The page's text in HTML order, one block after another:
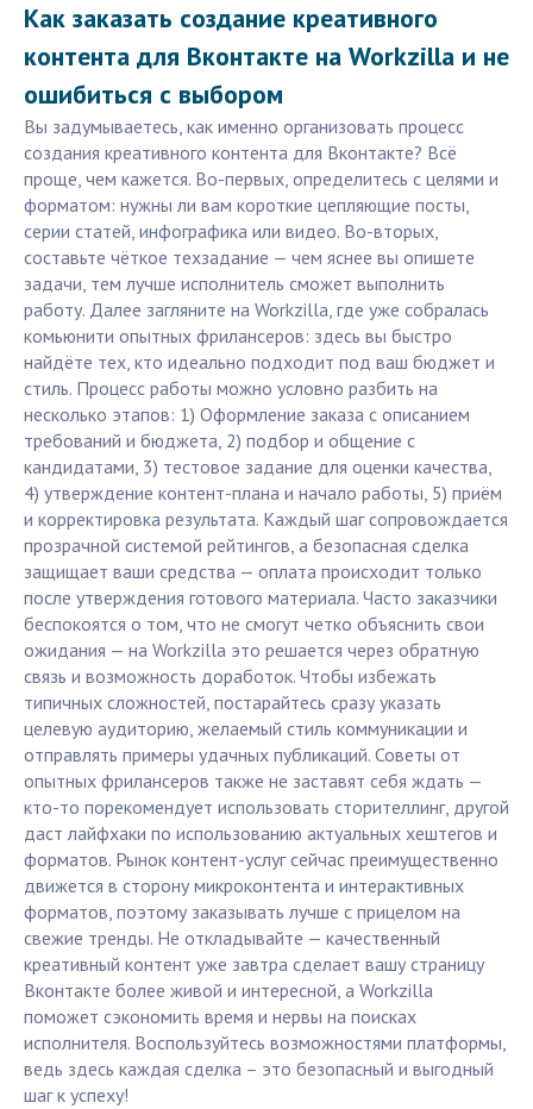
Как заказать создание креативного
контента для Вконтакте на Workzilla и не
ошибиться с выбором
Вы задумываетесь, как именно организовать процесс
создания креативного контента для Вконтакте? Всё
проще, чем кажется. Во-первых, определитесь с целями и
форматом: нужны ли вам короткие цепляющие посты,
серии статей, инфографика или видео. Во-вторых,
составьте чёткое техзадание — чем яснее вы опишете
задачи, тем лучше исполнитель сможет выполнить
работу. Далее загляните на Workzilla, где уже собралась
комьюнити опытных фрилансеров: здесь вы быстро
найдёте тех, кто идеально подходит под ваш бюджет и
стиль. Процесс работы можно условно разбить на
несколько этапов: 1) Оформление заказа с описанием
требований и бюджета, 2) подбор и общение с
кандидатами, 3) тестовое задание для оценки качества,
4) утверждение контент-плана и начало работы, 5) приём
и корректировка результата. Каждый шаг сопровождается
прозрачной системой рейтингов, а безопасная сделка
защищает ваши средства — оплата происходит только
после утверждения готового материала. Часто заказчики
беспокоятся о том, что не смогут четко объяснить свои
ожидания — на Workzilla это решается через обратную
связь и возможность доработок. Чтобы избежать
типичных сложностей, постарайтесь сразу указать
целевую аудиторию, желаемый стиль коммуникации и
отправлять примеры удачных публикаций. Советы от
опытных фрилансеров также не заставят себя ждать —
кто-то порекомендует использовать сторителлинг, другой
даст лайфхаки по использованию актуальных хештегов и
форматов. Рынок контент-услуг сейчас преимущественно
движется в сторону микроконтента и интерактивных
форматов, поэтому заказывать лучше с прицелом на
свежие тренды. Не откладывайте — качественный
креативный контент уже завтра сделает вашу страницу
Вконтакте более живой и интересной, а Workzilla
поможет сэкономить время и нервы на поисках
исполнителя. Воспользуйтесь возможностями платформы,
ведь здесь каждая сделка – это безопасный и выгодный
шаг к успеху!